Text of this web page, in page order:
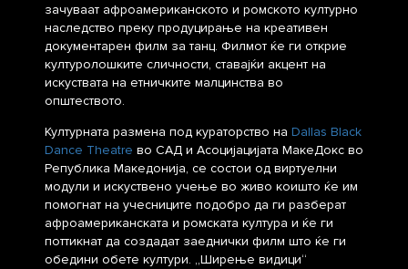
зачуваат афроамериканското и ромското културно
наследство преку продуцирање на креативен
документарен филм за танц. Филмот ќе ги открие
културолошките сличности, ставајќи акцент на
искуствата на етничките малцинства во
општеството.
Културната размена под кураторство на Dallas Black
Dance Theatre во САД и Асоцијацијата МакеДокс во
Република Македонија, се состои од виртуелни
модули и искуствено учење во живо коишто ќе им
помогнат на учесниците подобро да ги разберат
афроамериканската и ромската култура и ќе ги
поттикнат да создадат заеднички филм што ќе ги
обедини обете култури. „Ширење видици“